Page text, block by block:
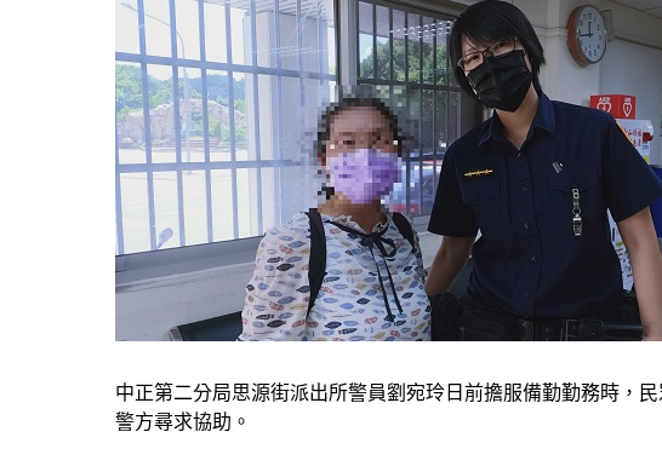
中正第二分局思源街派出所警員劉宛玲日前擔服備勤勤務時，
警方尋求協助。